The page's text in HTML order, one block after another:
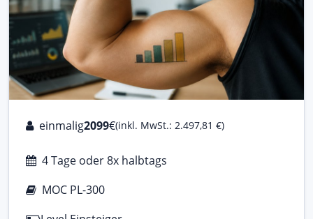
einmalig2099€(inkl. MwSt.: 2.497,81 €)
4 Tage oder 8x halbtags
MOC PL-300